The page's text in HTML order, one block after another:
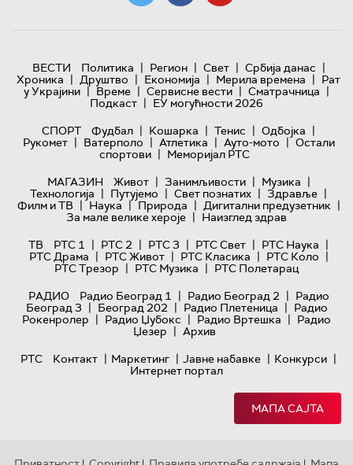
ВЕСТИ Политика | Регион | Свет | Србија данас |
Хроника | Друштво | Економија | Мерила времена | Рат
у Украјини | Време | Сервисне вести | Сматрачница |
Подкаст | ЕУ могућности 2026
СПОРТ
Фудбал | Кошарка | Тенис | Одбојка |
Рукомет | Ватерполо | Атлетика | Ауто-мото | Остали
спортови | Меморијал РТС
МАГАЗИН
Живот | Занимљивости | Музика |
Технологијa | Путујемо | Свет познатих | Здравље |
Филм и ТВ | Наука | Природа | Дигитални предузетник |
За мале велике хероје | Наизглед здрав
ТВ
РТС 1 | РТС 2 | РТС 3 | РТС Свет | РТС Наука |
РТС Драма | РТС Живот | РТС Класика | РТС Коло |
РТС Трезор | РТС Музика | РТС Полетарац
РАДИО
Радио Београд 1 | Радио Београд 2 | Радио
Београд 3 | Београд 202 | Радио Плетеница | Радио
Рокенролер | Радио Џубокс | Радио Вртешка | Радио
Џезер | Архив
РТС
Контакт | Маркетинг | Јавне набавке | Конкурси |
Интернет портал
МАПА САЈТА